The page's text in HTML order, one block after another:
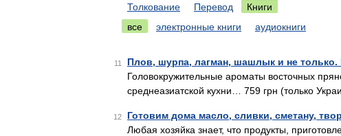
Толкование Перевод
Книги
все
электронные книги аудиокниги
11 Плов, шурпа, лагман, шашлык и не
Головокружительные ароматы восточных
среднеазиатской кухни… 759 грн (только
12 Готовим дома масло, сливки, сметану,
Любая хозяйка знает, что продукты,